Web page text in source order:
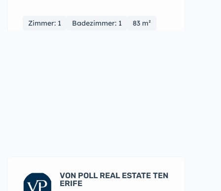
Zimmer: 1 Badezimmer: 1 83 m²
VON POLL REAL ESTATE TEN
ERIFE